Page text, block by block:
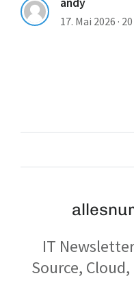
17. Mai 2026 ·
IT
Source,